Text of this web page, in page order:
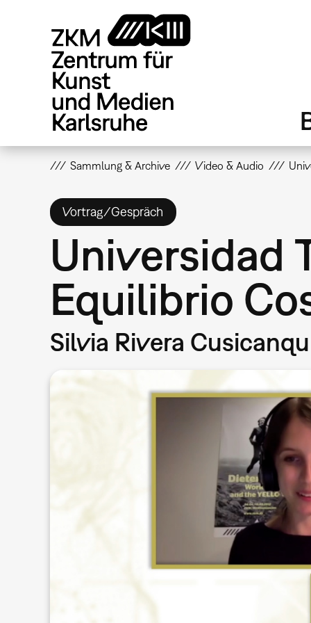
Sammlung & Archive Video & Audio
Vortrag/Gespräch
Universidad
Equilibrio
Silvia Rivera